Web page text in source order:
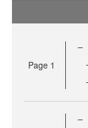
Page 1